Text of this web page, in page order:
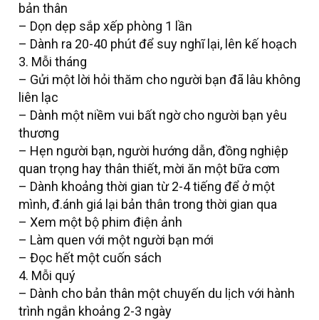
bản thân
– Dọn dẹp sắp xếp phòng 1 lần
– Dành ra 20-40 phút để suy nghĩ lại, lên kế hoạch
3. Mỗi tháng
– Gửi một lời hỏi thăm cho người bạn đã lâu không
liên lạc
– Dành một niềm vui bất ngờ cho người bạn yêu
thương
– Hẹn người bạn, người hướng dẫn, đồng nghiệp
quan trọng hay thân thiết, mời ăn một bữa cơm
– Dành khoảng thời gian từ 2-4 tiếng để ở một
mình, đ.ánh giá lại bản thân trong thời gian qua
– Xem một bộ phim điện ảnh
– Làm quen với một người bạn mới
– Đọc hết một cuốn sách
4. Mỗi quý
– Dành cho bản thân một chuyến du lịch với hành
trình ngắn khoảng 2-3 ngày